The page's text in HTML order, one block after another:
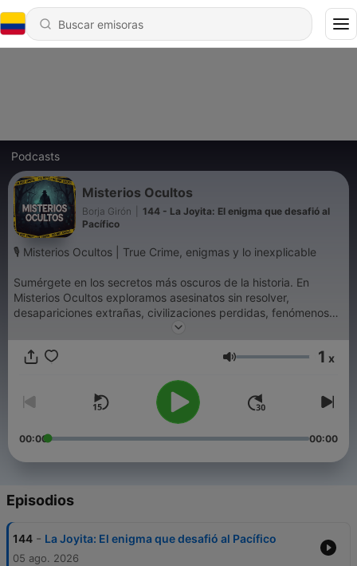
Podcasts
Misterios Ocultos
Borja Girón
144 - La Joyita: El enigma que desafió al
Pacífico
🎙️ Misterios Ocultos | True Crime, enigmas y lo inexplicable
Sumérgete en los secretos más oscuros de la historia. En
Misterios Ocultos exploramos asesinatos sin resolver,
desapariciones extrañas, civilizaciones perdidas, fenómenos
paranormales y conspiraciones que desafían toda lógica. Cada
pregunta:
¿Te atreves a escuchar lo que otros prefieren callar?
Volumen 1 x
00:00 00:00
Episodios
144 - La Joyita: El enigma que desafió al Pacífico
05 ago. 2026